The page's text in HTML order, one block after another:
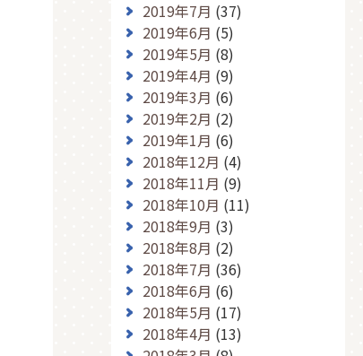
2019年7月 (37)
2019年6月 (5)
2019年5月 (8)
2019年4月 (9)
2019年3月 (6)
2019年2月 (2)
2019年1月 (6)
2018年12月 (4)
2018年11月 (9)
2018年10月 (11)
2018年9月 (3)
2018年8月 (2)
2018年7月 (36)
2018年6月 (6)
2018年5月 (17)
2018年4月 (13)